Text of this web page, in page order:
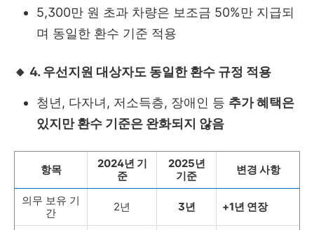
5,300만 원 초과 차량은 보조금 50%만 지급되
며 동일한 환수 기준 적용
🔸 4. 우선지원 대상자도 동일한 환수 규정 적용
청년, 다자녀, 저소득층, 장애인 등 추가 혜택은
있지만 환수 기준은 완화되지 않음
항목
2024년 기
준
2025년
기준
변경 사항
의무 보유 기
간
2년 3년 +1년 연장